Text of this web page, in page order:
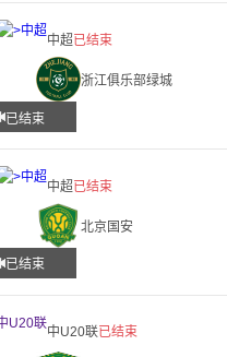
中超已结束
浙江俱乐部绿城
已结束
中超已结束
北京国安
已结束
中U20联已结束